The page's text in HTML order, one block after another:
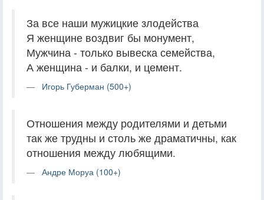
За все наши мужицкие злодейства
Я женщине воздвиг бы монумент,
Мужчина - только вывеска семейства,
А женщина - и балки, и цемент.
Игорь Губерман (500+)
Отношения между родителями и детьми
так же трудны и столь же драматичны, как
отношения между любящими.
Андре Моруа (100+)